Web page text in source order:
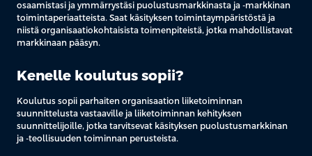
osaamistasi ja ymmärrystäsi puolustusmarkkinasta ja -markkinan
toimintaperiaatteista. Saat käsityksen toimintaympäristöstä ja
niistä organisaatiokohtaisista toimenpiteistä, jotka mahdollistavat
markkinaan pääsyn.
Kenelle koulutus sopii?
Koulutus sopii parhaiten organisaation liiketoiminnan
suunnittelusta vastaaville ja liiketoiminnan kehityksen
suunnittelijoille, jotka tarvitsevat käsityksen puolustusmarkkinan
ja -teollisuuden toiminnan perusteista.